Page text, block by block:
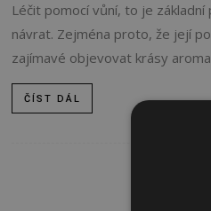
Léčit pomocí vůní, to je
návrat. Zejména proto, že její
zajímavé objevovat krásy
ČÍST DÁL